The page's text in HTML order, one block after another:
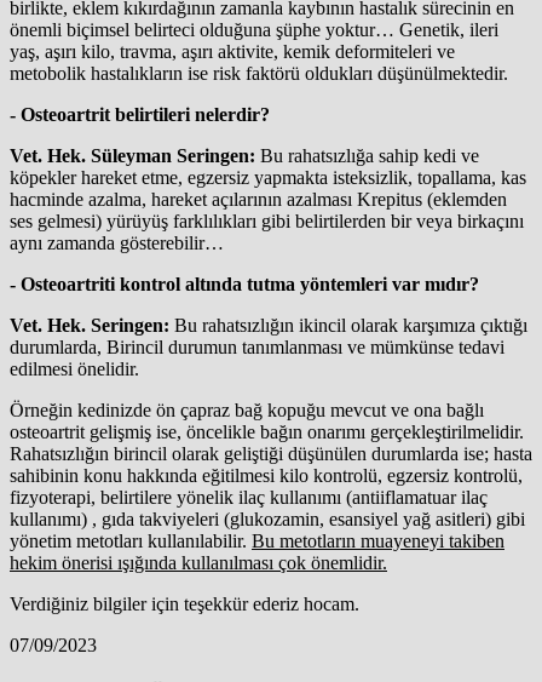
birlikte, eklem kıkırdağının zamanla kaybının hastalık sürecinin en
önemli biçimsel belirteci olduğuna şüphe yoktur… Genetik, ileri
yaş, aşırı kilo, travma, aşırı aktivite, kemik deformiteleri ve
metobolik hastalıkların ise risk faktörü oldukları düşünülmektedir.
- Osteoartrit belirtileri nelerdir?
Vet. Hek. Süleyman Seringen: Bu rahatsızlığa sahip kedi ve
köpekler hareket etme, egzersiz yapmakta isteksizlik, topallama, kas
hacminde azalma, hareket açılarının azalması Krepitus (eklemden
ses gelmesi) yürüyüş farklılıkları gibi belirtilerden bir veya birkaçını
aynı zamanda gösterebilir…
- Osteoartriti kontrol altında tutma yöntemleri var mıdır?
Vet. Hek. Seringen: Bu rahatsızlığın ikincil olarak karşımıza çıktığı
durumlarda, Birincil durumun tanımlanması ve mümkünse tedavi
edilmesi önelidir.
Örneğin kedinizde ön çapraz bağ kopuğu mevcut ve ona bağlı
osteoartrit gelişmiş ise, öncelikle bağın onarımı gerçekleştirilmelidir.
Rahatsızlığın birincil olarak geliştiği düşünülen durumlarda ise; hasta
sahibinin konu hakkında eğitilmesi kilo kontrolü, egzersiz kontrolü,
fizyoterapi, belirtilere yönelik ilaç kullanımı (antiiflamatuar ilaç
kullanımı) , gıda takviyeleri (glukozamin, esansiyel yağ asitleri) gibi
yönetim metotları kullanılabilir. Bu metotların muayeneyi takiben
hekim önerisi ışığında kullanılması çok önemlidir.
Verdiğiniz bilgiler için teşekkür ederiz hocam.
07/09/2023